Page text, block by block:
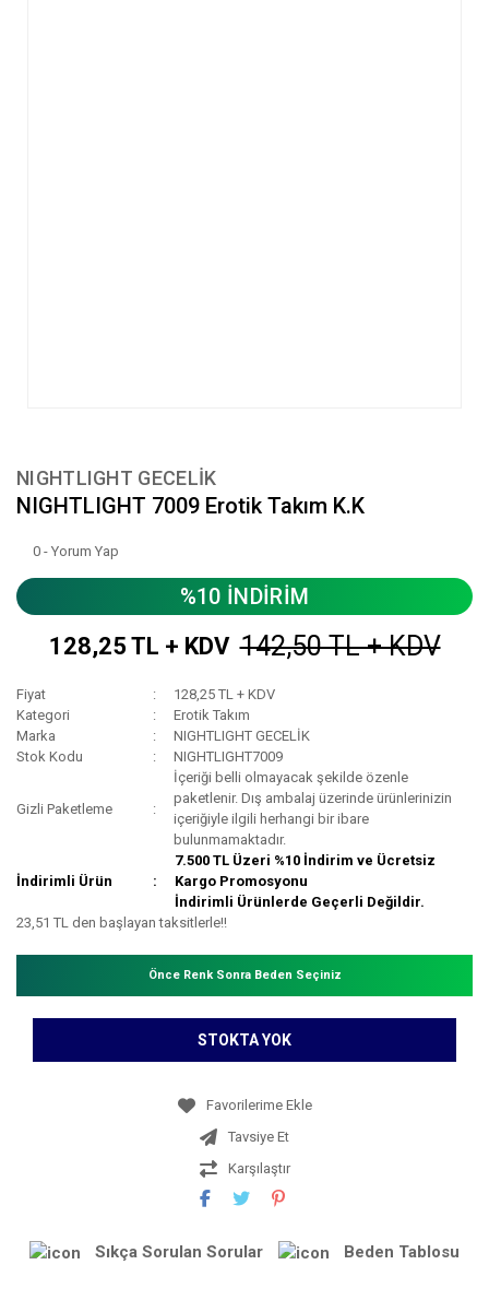
NIGHTLIGHT GECELİK
NIGHTLIGHT 7009 Erotik Takım K.K
0 - Yorum Yap
%10 İNDİRİM
128,25 TL + KDV 142,50 TL + KDV
Fiyat
128,25 TL + KDV
Kategori
Erotik Takım
Marka
NIGHTLIGHT GECELİK
Stok Kodu
NIGHTLIGHT7009
Gizli Paketleme
İçeriği belli olmayacak şekilde özenle
paketlenir. Dış ambalaj üzerinde ürünlerinizin
içeriğiyle ilgili herhangi bir ibare
bulunmamaktadır.
İndirimli Ürün
7.500 TL Üzeri %10 İndirim ve Ücretsiz
Kargo Promosyonu
İndirimli Ürünlerde Geçerli Değildir.
23,51 TL den başlayan taksitlerle!!
Önce Renk Sonra Beden Seçiniz
STOKTA YOK
Tavsiye Et
Karşılaştır
Sıkça Sorulan Sorular Beden Tablosu